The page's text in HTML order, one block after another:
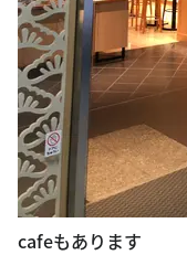
cafeもあります